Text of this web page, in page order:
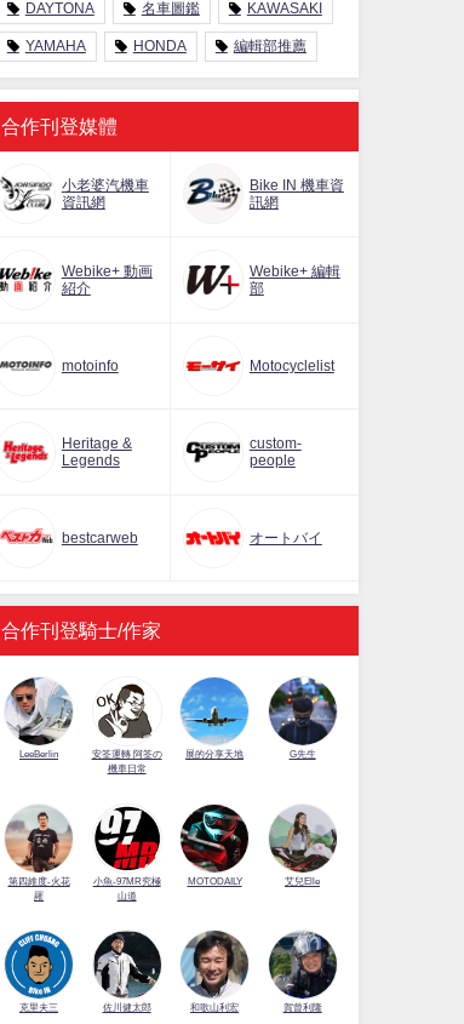
DAYTONA 名車圖鑑 KAWASAKI
YAMAHA HONDA 編輯部推薦
合作刊登媒體
小老婆汽機車
資訊網
Bike IN 機車資
訊網
Webike+ 動画
紹介
Webike+ 編輯
部
motoinfo Motocyclelist
Heritage &
Legends
custom-
people
bestcarweb オートバイ
合作刊登騎士/作家
LeeBerlin
安筌運轉 阿筌の
機車日常
展的分享天地 G先生
第四維度-火花
羅
小魚-97MR究極
山道
MOTODAILY 艾兒Elle
克里夫三 佐川健太郎 和歌山利宏 賀曾利隆